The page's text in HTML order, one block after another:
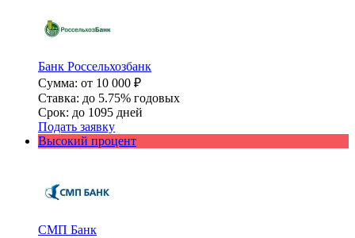
Банк Россельхозбанк
Сумма: от 10 000 ₽
Ставка: до 5.75% годовых
Срок: до 1095 дней
Подать заявку
Высокий процент
СМП Банк